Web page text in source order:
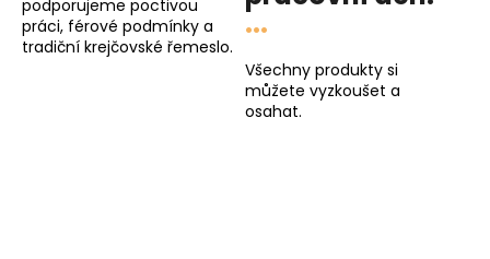
podporujeme poctivou
práci, férové podmínky a
tradiční krejčovské řemeslo.
...
Všechny produkty si
můžete vyzkoušet a
osahat.